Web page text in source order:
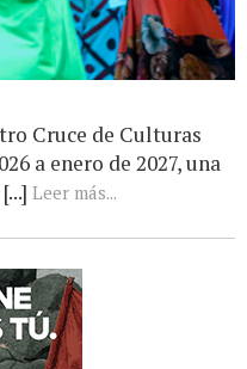
Cruce de Culturas
a enero de 2027, una
Leer más...